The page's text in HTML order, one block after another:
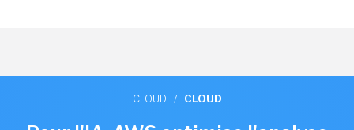
CLOUD / CLOUD